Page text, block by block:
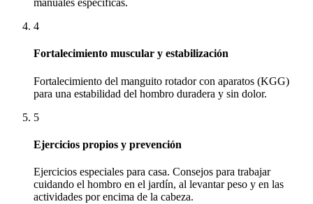
manuales específicas.
4
Fortalecimiento muscular y estabilización
Fortalecimiento del manguito rotador con aparatos (KGG)
para una estabilidad del hombro duradera y sin dolor.
5
Ejercicios propios y prevención
Ejercicios especiales para casa. Consejos para trabajar
cuidando el hombro en el jardín, al levantar peso y en las
actividades por encima de la cabeza.